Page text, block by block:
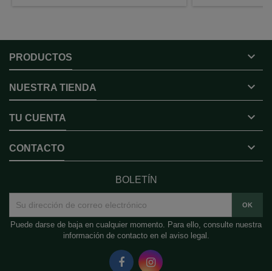
PRODUCTOS 
NUESTRA TIENDA 
TU CUENTA 
CONTACTO 
BOLETÍN
Puede darse de baja en cualquier momento. Para ello, consulte nuestra
información de contacto en el aviso legal.